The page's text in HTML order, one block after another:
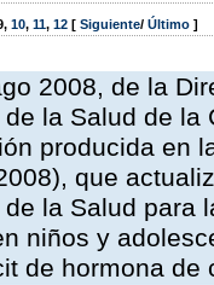
, 10, 11, 12 [ Siguiente/ Último ]
2008, de la
la Salud de
producida en
que
la Salud para
niños y
de hormona de